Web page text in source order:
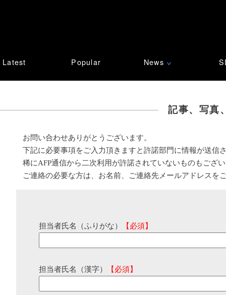
Latest Popular News ∨
記事、写真
お問い合わせありがとうございます。
下記に必要事項をご入力頂きますと許諾部門に情報が送信
稀にAFP通信から二次利用が許諾されていないものもござ
ご連絡の必要な方は、お名前、ご連絡先メールアドレスを
担当者氏名（ふりがな） 【必須】
担当者氏名（漢字） 【必須】